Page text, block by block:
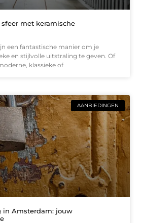
met keramische
een fantastische manier om je
en stijlvolle uitstraling te geven. Of
klassieke of
AANBIEDINGEN
in Amsterdam: jouw